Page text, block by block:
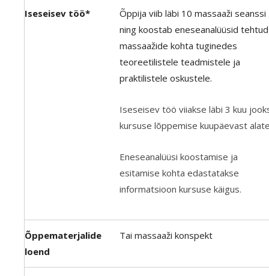
Iseseisev töö*
Õppija viib läbi 10 massaaži seanssi
ning koostab eneseanalüüsid tehtud
massaažide kohta tuginedes
teoreetilistele teadmistele ja
praktilistele oskustele.
Iseseisev töö viiakse läbi 3 kuu
kursuse lõppemise kuupäevast
Eneseanalüüsi koostamise ja
esitamise kohta edastatakse
informatsioon kursuse käigus.
Õppematerjalide
loend
Tai massaaži konspekt